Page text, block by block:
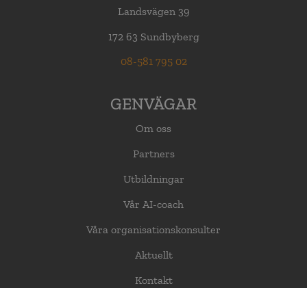
Landsvägen 39
172 63 Sundbyberg
08-581 795 02
GENVÄGAR
Om oss
Partners
Utbildningar
Vår AI-coach
Våra organisationskonsulter
Aktuellt
Kontakt